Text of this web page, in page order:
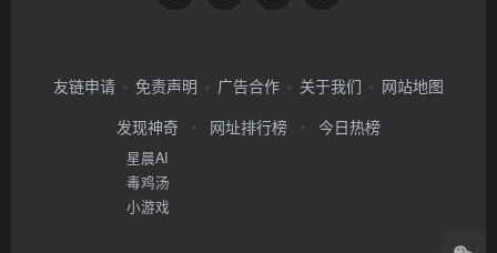
友链申请 免责声明 广告合作 关于我们
网站地图
发现神奇
星晨AI
毒鸡汤
小游戏
网址排行榜 今日热榜